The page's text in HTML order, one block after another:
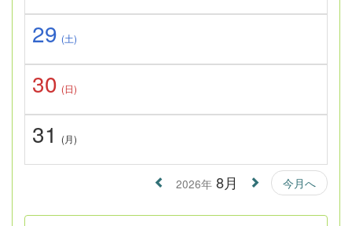
29 (土)
30 (日)
31 (月)
2026年 8月 今月へ